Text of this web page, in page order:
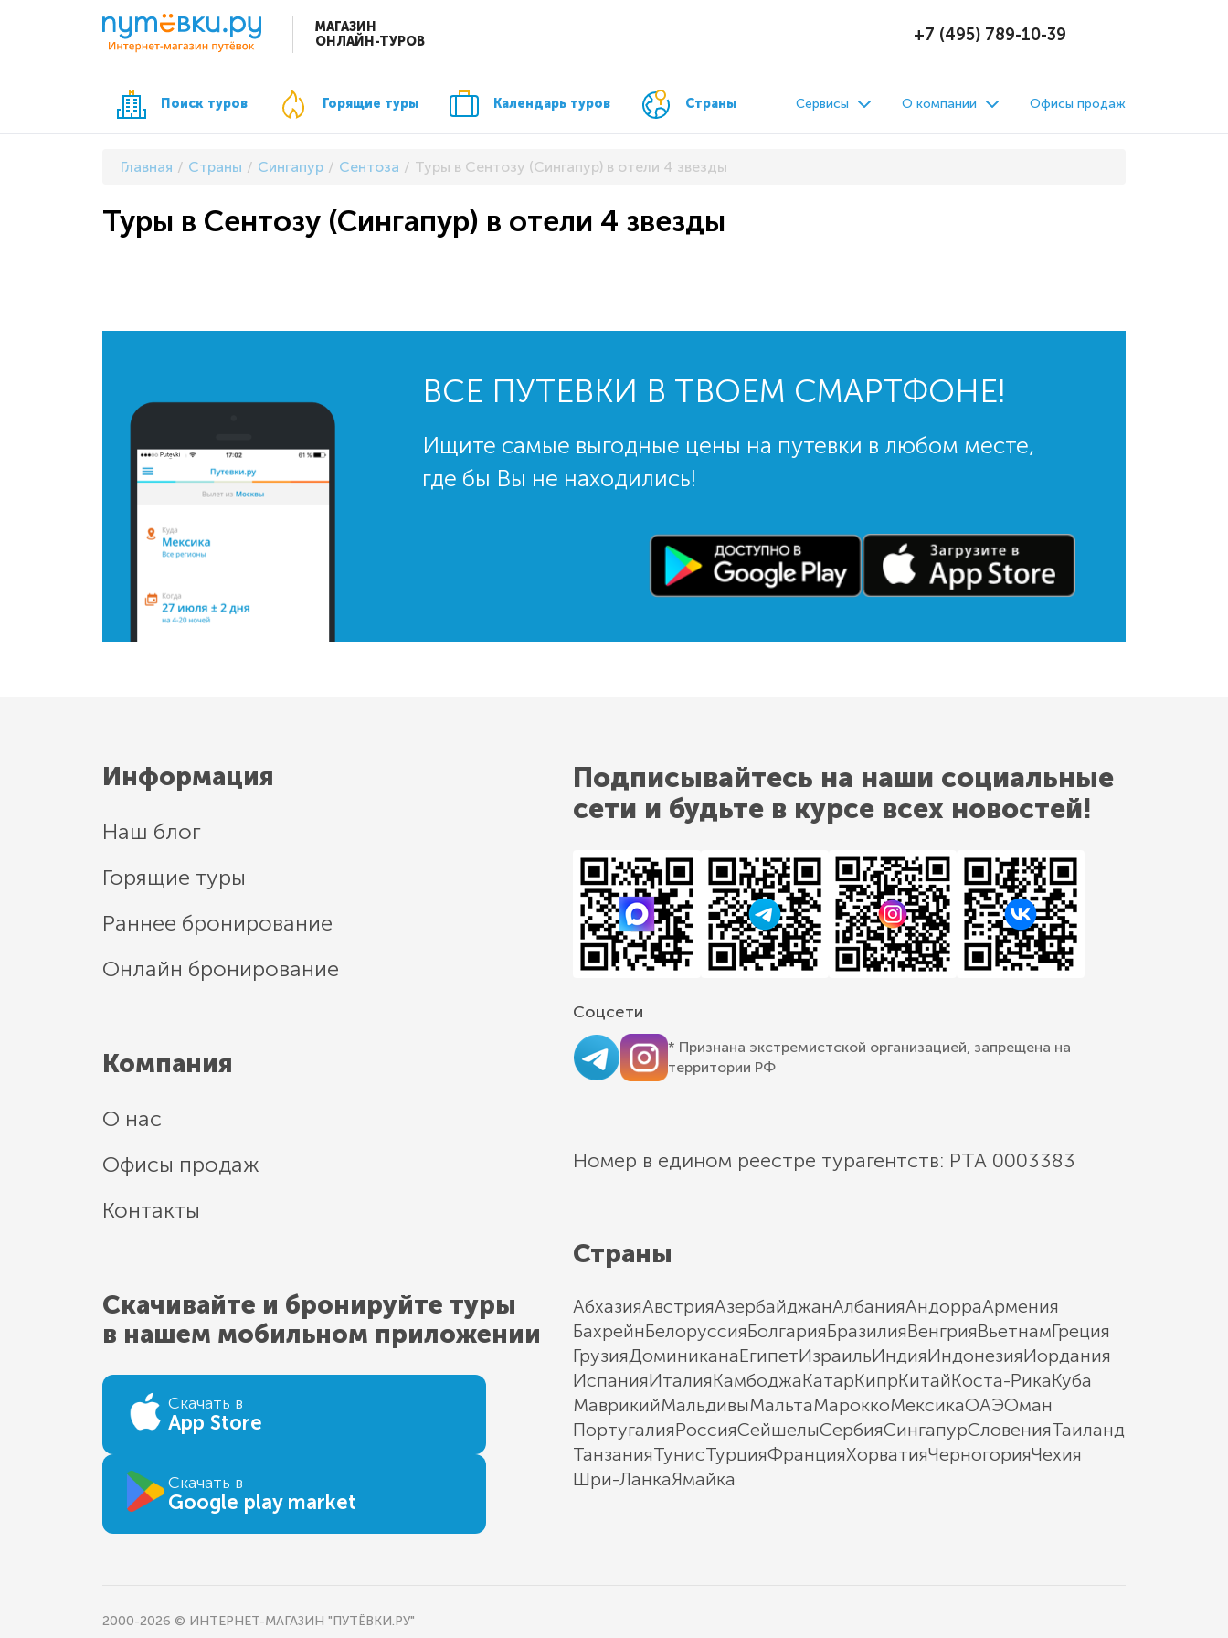
МАГАЗИН
ОНЛАЙН-ТУРОВ
+7 (495) 789-10-39
Поиск туров Горящие туры Календарь туров Страны Сервисы О компании Офисы продаж
Главная Страны Сингапур Сентоза Туры в Сентозу (Сингапур) в отели 4 звезды
Туры в Сентозу (Сингапур) в отели 4 звезды
ВСЕ ПУТЕВКИ В ТВОЕМ СМАРТФОНЕ!
Ищите самые выгодные цены на путевки в любом месте,
где бы Вы не находились!
Информация
Наш блог
Горящие туры
Раннее бронирование
Онлайн бронирование
Компания
О нас
Офисы продаж
Контакты
Скачивайте и бронируйте туры
в нашем мобильном приложении
Скачать в
App Store
Скачать в
Google play market
Подписывайтесь на наши социальные
сети и будьте в курсе всех новостей!
Соцсети
* Признана экстремистской организацией, запрещена на
территории РФ
Номер в едином реестре турагентств: РТА 0003383
Страны
АбхазияАвстрияАзербайджанАлбанияАндорраАрмения
БахрейнБелоруссияБолгарияБразилияВенгрияВьетнамГреция
ГрузияДоминиканаЕгипетИзраильИндияИндонезияИордания
ИспанияИталияКамбоджаКатарКипрКитайКоста-РикаКуба
МаврикийМальдивыМальтаМароккоМексикаОАЭОман
ПортугалияРоссияСейшелыСербияСингапурСловенияТаиланд
ТанзанияТунисТурцияФранцияХорватияЧерногорияЧехия
Шри-ЛанкаЯмайка
2000-2026 © ИНТЕРНЕТ-МАГАЗИН "ПУТЁВКИ.РУ"